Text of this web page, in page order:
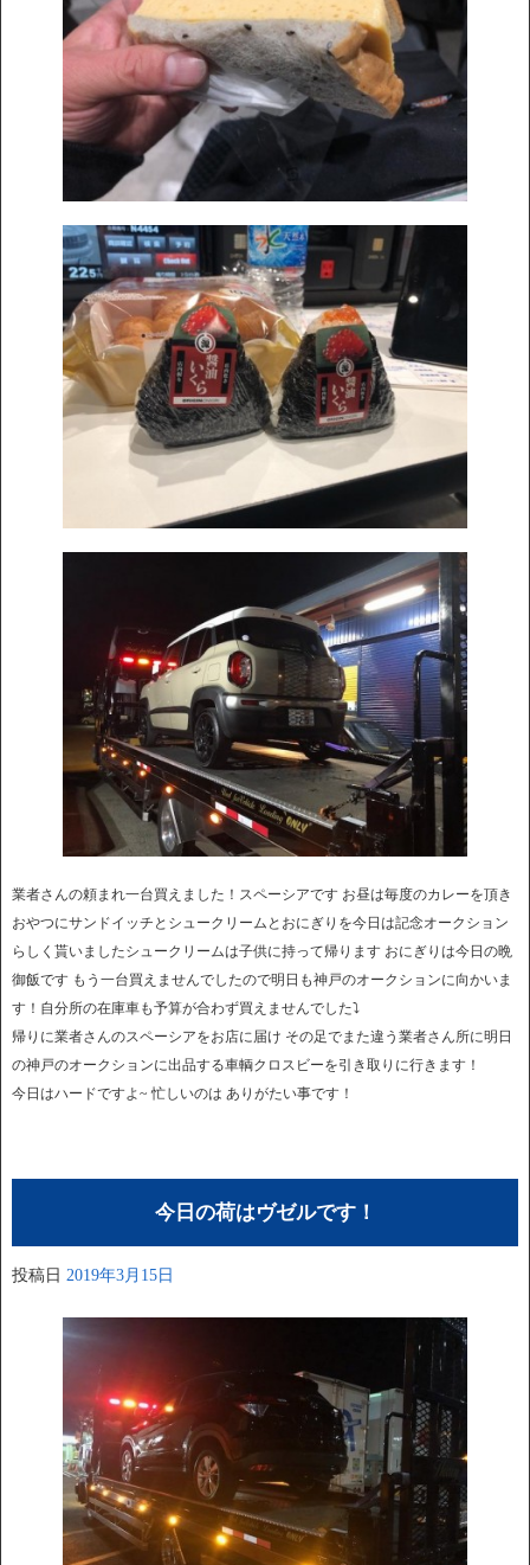
業者さんの頼まれ一台買えました！スペーシアです お昼は毎度のカレーを頂き
おやつにサンドイッチとシュークリームとおにぎりを今日は記念オークション
らしく貰いましたシュークリームは子供に持って帰ります おにぎりは今日の晩
御飯です もう一台買えませんでしたので明日も神戸のオークションに向かいま
す！自分所の在庫車も予算が合わず買えませんでした⤵︎
帰りに業者さんのスペーシアをお店に届け その足でまた違う業者さん所に明日
の神戸のオークションに出品する車輌クロスビーを引き取りに行きます！
今日はハードですよ~ 忙しいのは ありがたい事です！
今日の荷はヴゼルです！
投稿日 2019年3月15日